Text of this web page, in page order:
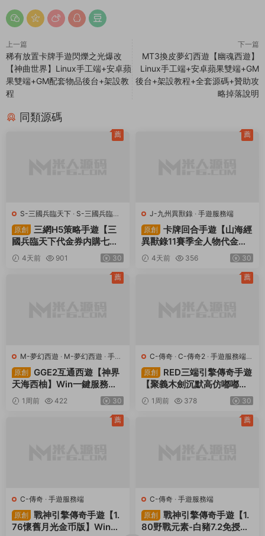
上一篇
稀有放置卡牌手遊閃爍之光爆改
【神曲世界】Linux手工端+安卓蘋
果雙端+GM配套物品後台+架設教
程
下一篇
MT3換皮夢幻西遊【幽魂西遊】
Linux手工端+安卓蘋果雙端+GM
後台+架設教程+全套源碼+贊助攻
略掉落說明
同類源碼
S-三國兵臨天下 · S-三國兵臨天
下· 手遊服務端·頁遊服務端
原創
三網H5策略手遊【三
國兵臨天下代金券内購七合
修複版】Linux手工服務端
+管理後台+GM授權後台
+簡易安卓客戶端+視頻架設
4天前 901 30
薦
J-九州異獸錄 · 手遊服務端
原創
卡牌回合手遊【山海經
異獸錄11賽季全人物代金券
内購版】Win一鍵服務端+授
權GM後台+管理後台+熱更
修改工具+安卓+視頻架設教
4天前 356 30
薦
M-夢幻西遊 · M-夢幻西遊 · 手遊
服務端 · 端遊服務端
原創
GGE2互通西遊【神界
天海西柚】Win一鍵服務端
+安卓蘋果PC三端+内置GM
工具+全套源碼+視頻架設教
1周前 422 30
薦
C-傳奇 · C-傳奇2 · 手遊服務端·
端遊服務端
原創
RED三端引擎傳奇手遊
【聚義木劍沉默高仿嘟嘟沉
默】Win一鍵服務端+安卓蘋
果PC三端+視頻架設教程
1周前 378 30
薦
C-傳奇 · 手遊服務端
原創
戰神引擎傳奇手遊【1.
76懷舊月光金币版】Win一
薦
C-傳奇 · 手遊服務端
原創
戰神引擎傳奇手遊【1.
80野戰元素-白豬7.2免授
薦